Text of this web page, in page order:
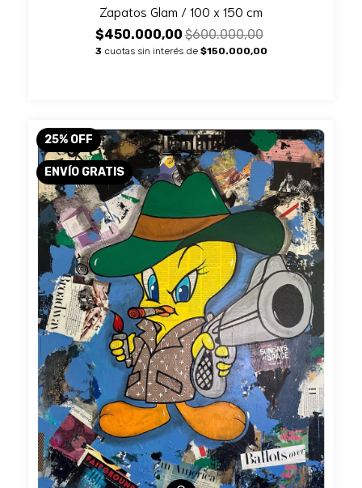
Zapatos Glam / 100 x 150 cm
$450.000,00$600.000,00
3 cuotas sin interés de $150.000,00
25% OFF
ENVÍO GRATIS